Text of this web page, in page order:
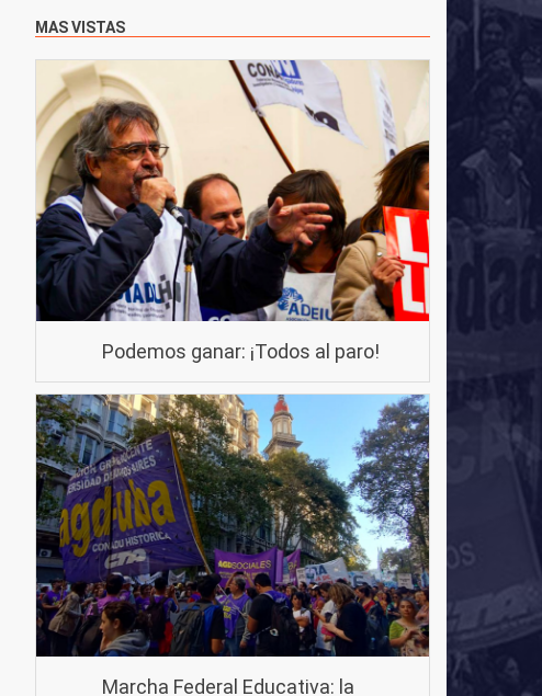
MAS VISTAS
Podemos ganar: ¡Todos al paro!
Marcha Federal Educativa: la